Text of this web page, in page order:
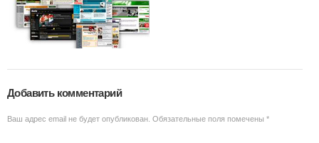
Добавить комментарий
Ваш адрес email не будет опубликован. Обязательные поля помечены *